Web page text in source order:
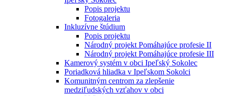
Popis projektu
Fotogaleria
Inkluzívne štúdium
Popis projektu
Národný projekt Pomáhajúce profesie II
Národný projekt Pomáhajúce profesie III
Kamerový systém v obci Ipeľský Sokolec
Poriadková hliadka v Ipeľskom Sokolci
Komunitným centrom za zlepšenie
medziľudských vzťahov v obci